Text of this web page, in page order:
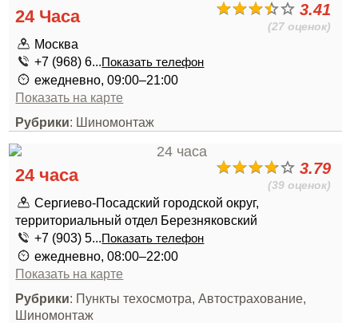
3.41
(27 оценок)
24 Часа
Москва
+7 (968) 6...Показать телефон
ежедневно, 09:00–21:00
Показать на карте
Рубрики: Шиномонтаж
3.79
(39 оценок)
24 часа
Сергиево-Посадский городской округ,
территориальный отдел Березняковский
+7 (903) 5...Показать телефон
ежедневно, 08:00–22:00
Показать на карте
Рубрики: Пункты техосмотра, Автострахование,
Шиномонтаж